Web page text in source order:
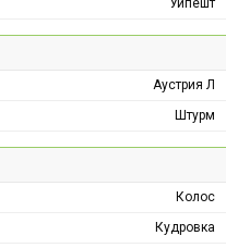
Аустрия Л
Штурм
Колос
Кудровка